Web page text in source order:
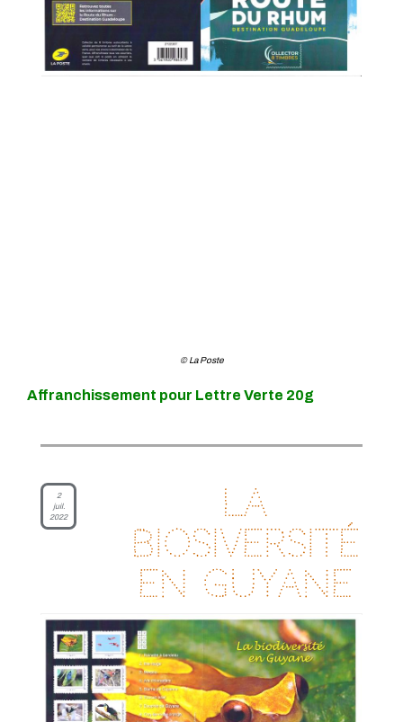
© La Poste
Affranchissement pour Lettre Verte 20g
2
juil.
2022
La
biosiversité
en Guyane